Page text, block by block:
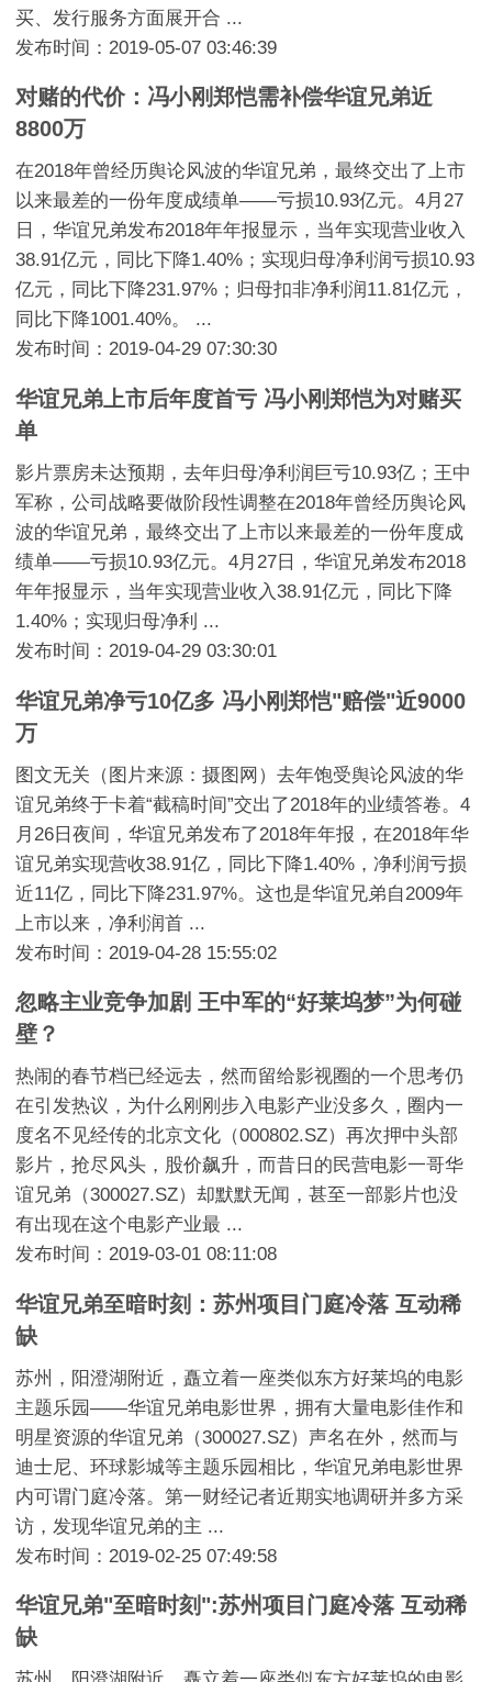
买、发行服务方面展开合 ...
发布时间：2019-05-07 03:46:39
对赌的代价：冯小刚郑恺需补偿华谊兄弟近
8800万
在2018年曾经历舆论风波的华谊兄弟，最终交出了上市
以来最差的一份年度成绩单——亏损10.93亿元。4月27
日，华谊兄弟发布2018年年报显示，当年实现营业收入
38.91亿元，同比下降1.40%；实现归母净利润亏损10.93
亿元，同比下降231.97%；归母扣非净利润11.81亿元，
同比下降1001.40%。 ...
发布时间：2019-04-29 07:30:30
华谊兄弟上市后年度首亏 冯小刚郑恺为对赌买
单
影片票房未达预期，去年归母净利润巨亏10.93亿；王中
军称，公司战略要做阶段性调整在2018年曾经历舆论风
波的华谊兄弟，最终交出了上市以来最差的一份年度成
绩单——亏损10.93亿元。4月27日，华谊兄弟发布2018
年年报显示，当年实现营业收入38.91亿元，同比下降
1.40%；实现归母净利 ...
发布时间：2019-04-29 03:30:01
华谊兄弟净亏10亿多 冯小刚郑恺"赔偿"近9000
万
图文无关（图片来源：摄图网）去年饱受舆论风波的华
谊兄弟终于卡着“截稿时间”交出了2018年的业绩答卷。4
月26日夜间，华谊兄弟发布了2018年年报，在2018年华
谊兄弟实现营收38.91亿，同比下降1.40%，净利润亏损
近11亿，同比下降231.97%。这也是华谊兄弟自2009年
上市以来，净利润首 ...
发布时间：2019-04-28 15:55:02
忽略主业竞争加剧 王中军的“好莱坞梦”为何碰
壁？
热闹的春节档已经远去，然而留给影视圈的一个思考仍
在引发热议，为什么刚刚步入电影产业没多久，圈内一
度名不见经传的北京文化（000802.SZ）再次押中头部
影片，抢尽风头，股价飙升，而昔日的民营电影一哥华
谊兄弟（300027.SZ）却默默无闻，甚至一部影片也没
有出现在这个电影产业最 ...
发布时间：2019-03-01 08:11:08
华谊兄弟至暗时刻：苏州项目门庭冷落 互动稀
缺
苏州，阳澄湖附近，矗立着一座类似东方好莱坞的电影
主题乐园——华谊兄弟电影世界，拥有大量电影佳作和
明星资源的华谊兄弟（300027.SZ）声名在外，然而与
迪士尼、环球影城等主题乐园相比，华谊兄弟电影世界
内可谓门庭冷落。第一财经记者近期实地调研并多方采
访，发现华谊兄弟的主 ...
发布时间：2019-02-25 07:49:58
华谊兄弟"至暗时刻":苏州项目门庭冷落 互动稀
缺